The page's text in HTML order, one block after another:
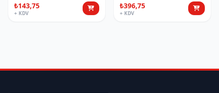
₺143,75
+ KDV
₺396,75
+ KDV